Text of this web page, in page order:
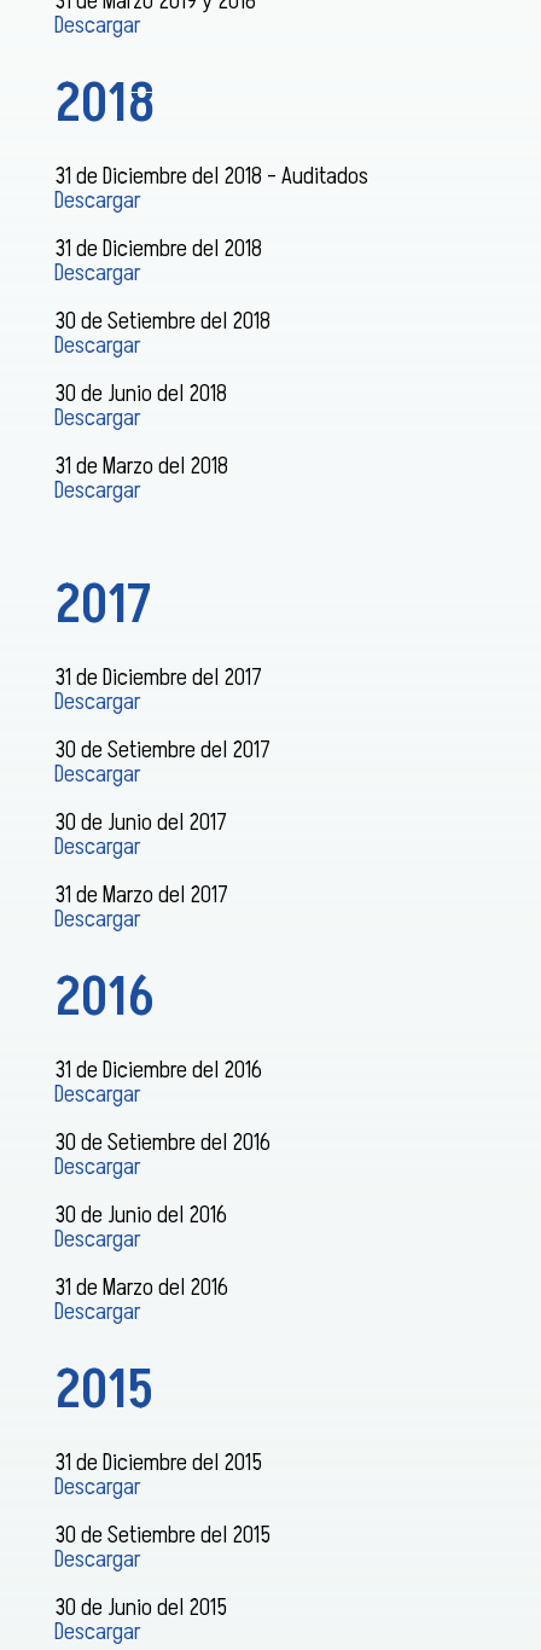
Descargar
2018
31 de Diciembre del 2018 – Auditados
Descargar
31 de Diciembre del 2018
Descargar
30 de Setiembre del 2018
Descargar
30 de Junio del 2018
Descargar
31 de Marzo del 2018
Descargar
2017
31 de Diciembre del 2017
Descargar
30 de Setiembre del 2017
Descargar
30 de Junio del 2017
Descargar
31 de Marzo del 2017
Descargar
2016
31 de Diciembre del 2016
Descargar
30 de Setiembre del 2016
Descargar
30 de Junio del 2016
Descargar
31 de Marzo del 2016
Descargar
2015
31 de Diciembre del 2015
Descargar
30 de Setiembre del 2015
Descargar
30 de Junio del 2015
Descargar